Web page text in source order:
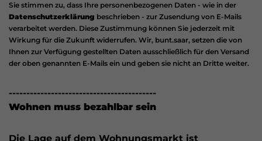
Sie stimmen zu, dass Ihre personenbezogenen Daten - wie in der
Datenschutzerklärung beschrieben - zur Zusendung von E-Mails
verarbeitet werden. Diese Zustimmung können Sie jederzeit mit
Wirkung für die Zukunft widerrufen. Wir, bunt.saar, setzen die von
Ihnen zur Verfügung gestellten Daten ausschließlich für den Versand
der oben genannten E-Mails ein und geben sie nicht an Dritte weiter.
------------------------------------------
Wohnen muss bezahlbar sein
Die Lage auf dem Wohnungsmarkt ist